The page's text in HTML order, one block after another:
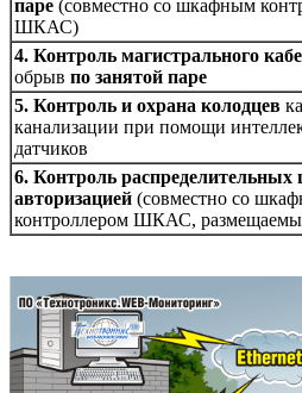
паре (совместно со шкафным
ШКАС)
4. Контроль магистрального
обрыв по занятой паре
5. Контроль и охрана колодцев
канализации при помощи
датчиков
6. Контроль
авторизацией (совместно со
контроллером ШКАС,